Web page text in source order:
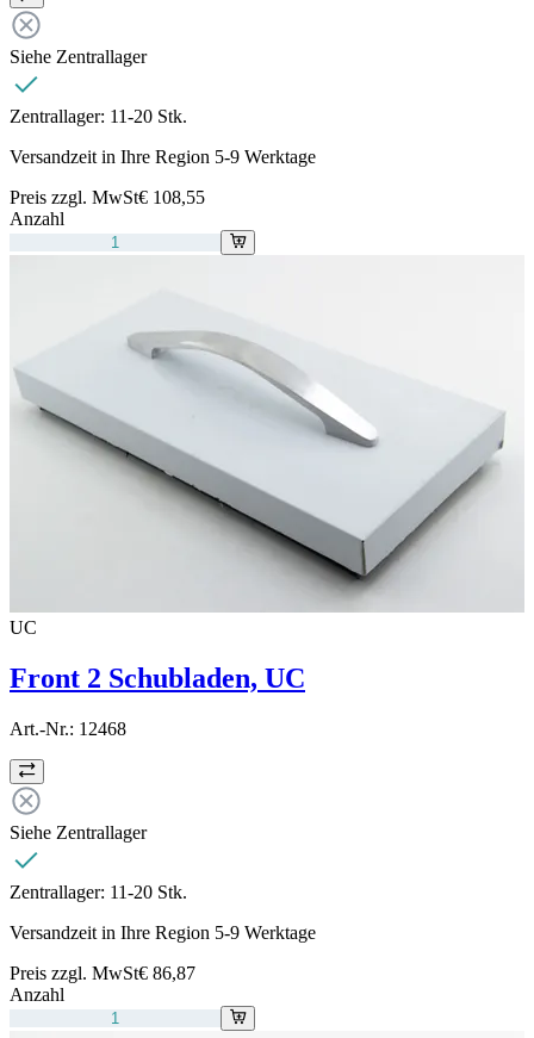
Siehe Zentrallager
Zentrallager: 11-20 Stk.
Versandzeit in Ihre Region 5-9 Werktage
Preis zzgl. MwSt€ 108,55
Anzahl
UC
Front 2 Schubladen, UC
Art.-Nr.: 12468
Siehe Zentrallager
Zentrallager: 11-20 Stk.
Versandzeit in Ihre Region 5-9 Werktage
Preis zzgl. MwSt€ 86,87
Anzahl